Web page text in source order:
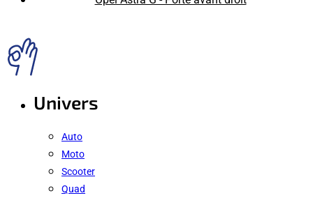
Univers
Auto
Moto
Scooter
Quad